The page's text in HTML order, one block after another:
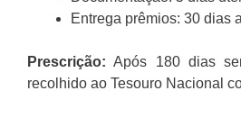
Entrega prêmios: 30 dias
Prescrição: Após 180 dias
recolhido ao Tesouro Nacional